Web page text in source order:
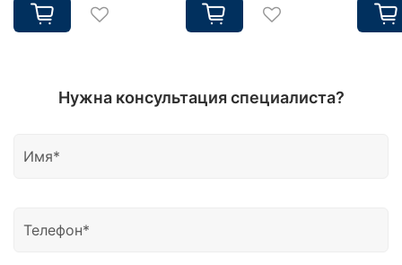
Нужна консультация специалиста?